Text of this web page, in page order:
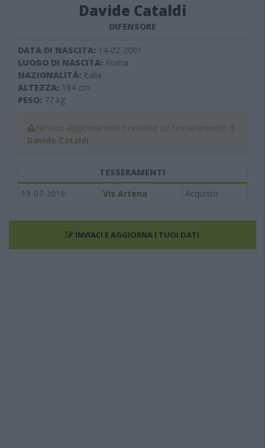
Davide Cataldi
DIFENSORE
DATA DI NASCITA: 14-02-2001
LUOGO DI NASCITA: Roma
NAZIONALITÀ: Italia
ALTEZZA: 184 cm
PESO: 77 kg
Nessun aggiornamento recente sul tesseramento di
Davide Cataldi
TESSERAMENTI
19-07-2019
Vis Artena Acquisto
INVIACI E AGGIORNA I TUOI DATI